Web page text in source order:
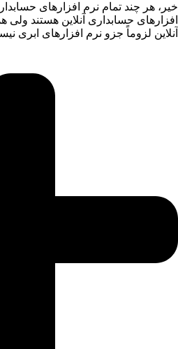
خیر، هر چند تمام نرم افزارهای
افزارهای حسابداری آنلاین هستند ولی
آنلاین لزوماً جزو نرم افزارهای ابری